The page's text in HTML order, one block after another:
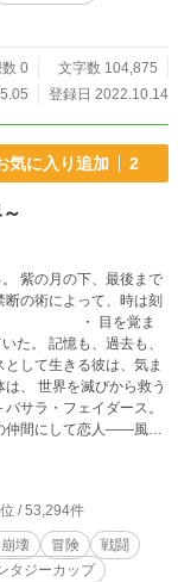
0
文字数 104,875
登録日 2022.10.14
気に入り追加 2
で
の術によって、時は刻
た。 記憶も、過去も、
サラ・フェイダース。
仲間にして恋人――風の
的は、
位 / 53,294件
壊 冒険
戦闘
タジーカップ